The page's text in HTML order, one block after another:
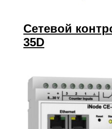
Сетевой
35D